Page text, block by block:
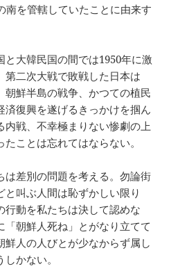
南を管轄していたことに由来す
と大韓民国の間では1950年に激
第二次大戦で敗戦した日本は
朝鮮半島の戦争、かつての植民
済復興を遂げるきっかけを掴ん
内戦、不幸極まりない惨劇の上
ことは忘れてはならない。
は差別の問題を考える。勿論街
叫ぶ人間は恥ずかしい限り
行動を私たちは決して認めな
「朝鮮人死ね」とがなり立てて
鮮人の人びとが少なからず属し
かない。